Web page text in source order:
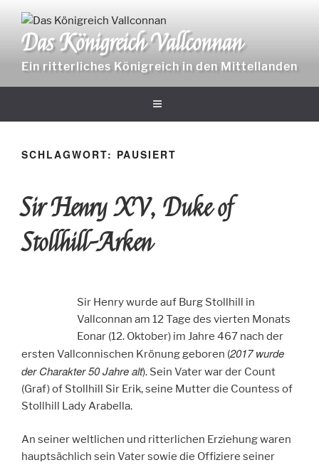
Inhalt
springenDas Königreich Vallconnan
Ein ritterliches Königreich in den Mittellanden
SCHLAGWORT: PAUSIERT
Sir Henry XV, Duke of
Stollhill-Arken
Sir Henry wurde auf Burg Stollhill in
Vallconnan am 12 Tage des vierten Monats
Eonar (12. Oktober) im Jahre 467 nach der
ersten Vallconnischen Krönung geboren (2017 wurde
der Charakter 50 Jahre alt). Sein Vater war der Count
(Graf) of Stollhill Sir Erik, seine Mutter die Countess of
Stollhill Lady Arabella.
An seiner weltlichen und ritterlichen Erziehung waren
hauptsächlich sein Vater sowie die Offiziere seiner